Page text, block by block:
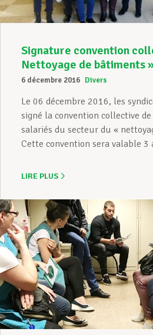
Signature convention
Nettoyage de bâtiments
6 décembre 2016 Divers
Le 06 décembre 2016, les
signé la convention collective
salariés du secteur du «
Cette convention sera valable 3
LIRE PLUS